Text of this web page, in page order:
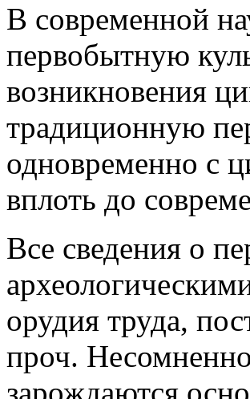
В современной
первобытную
возникновения
традиционную
одновременно с
вплоть до
Все сведения о
орудия труда,
проч.
зарождаются